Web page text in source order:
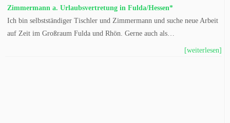
Zimmermann a. Urlaubsvertretung in Fulda/Hessen*
Ich bin selbstständiger Tischler und Zimmermann und suche neue Arbeit
auf Zeit im Großraum Fulda und Rhön. Gerne auch als…
[weiterlesen]